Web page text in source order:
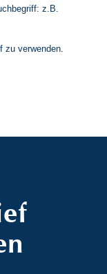
z.B.
zu verwenden.